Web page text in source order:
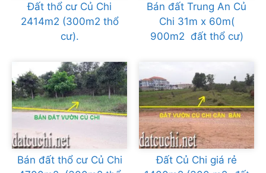
Đất thổ cư Củ Chi
2414m2 (300m2 thổ
cư).
Bán đất Trung An Củ
Chi 31m x 60m(
900m2 đất thổ cư)
Bán đất thổ cư Củ Chi
Đất Củ Chi giá rẻ